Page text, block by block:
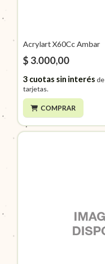
Acrylart X60Cc Ambar
$ 3.000,00
3cuotas sin interés de
tarjetas.
COMPRAR